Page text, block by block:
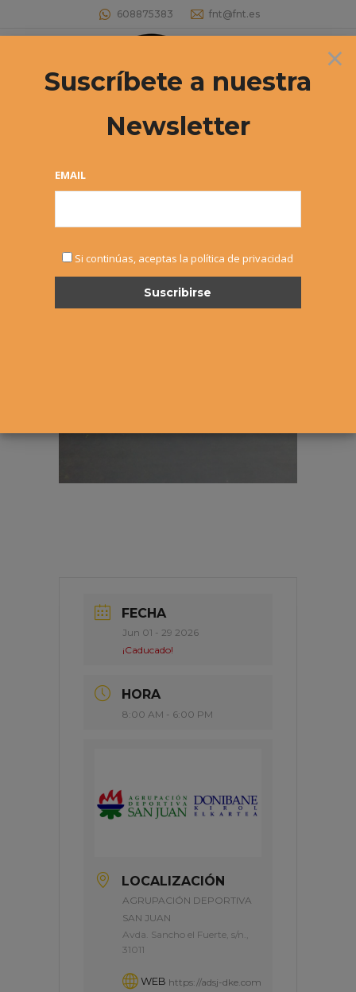
608875383 fnt@fnt.es
Buscar:
2º PRUEBA CIRCUITO SOCIAL
FECHA
Jun 01 - 29 2026
¡Caducado!
HORA
8:00 AM - 6:00 PM
LOCALIZACIÓN
AGRUPACIÓN DEPORTIVA
SAN JUAN
Avda. Sancho el Fuerte, s/n.,
31011
WEB https://adsj-dke.com
×
Suscríbete a nuestra
Newsletter
EMAIL
Si continúas, aceptas la política de privacidad